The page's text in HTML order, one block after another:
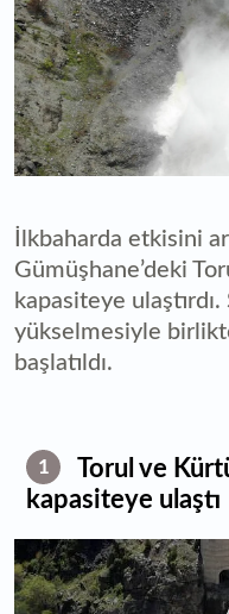
İlkbaharda etkisini
Gümüşhane’deki
kapasiteye
yükselmesiyle
başlatıldı.
1
Torul ve
kapasiteye ulaştı